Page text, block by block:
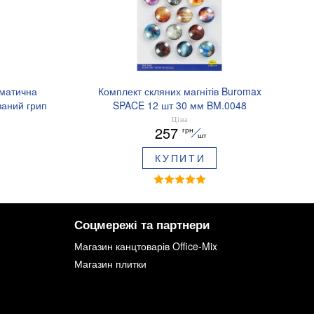
грип
02
Комплект скляних магнітів Buromax
SPACE 12 шт 30 мм BM.0048
Ціна
257 грн
шт
КУПИТИ
Соцмережі та партнери
Магазин канцтоварів Office-Mix
Магазин плитки